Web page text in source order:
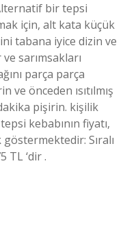
bir tepsi
için, alt kata küçük
tabana iyice dizin ve
sarımsakları
parça parça
önceden ısıtılmış
pişirin. kişilik
kebabının fiyatı,
Sıralı
TL ‘dir .